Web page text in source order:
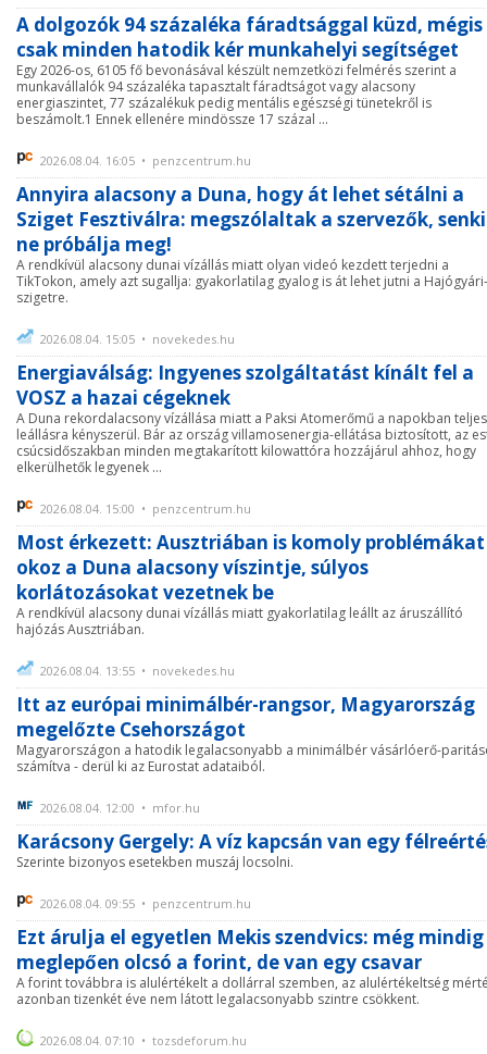
A dolgozók 94 százaléka fáradtsággal küzd, mégis
csak minden hatodik kér munkahelyi segítséget
Egy 2026-os, 6105 fő bevonásával készült nemzetközi felmérés szerint a
munkavállalók 94 százaléka tapasztalt fáradtságot vagy alacsony
energiaszintet, 77 százalékuk pedig mentális egészségi tünetekről is
beszámolt.1 Ennek ellenére mindössze 17 százal ...
2026.08.04. 16:05 • penzcentrum.hu
Annyira alacsony a Duna, hogy át lehet sétálni a
Sziget Fesztiválra: megszólaltak a szervezők, senki
ne próbálja meg!
A rendkívül alacsony dunai vízállás miatt olyan videó kezdett terjedni a
TikTokon, amely azt sugallja: gyakorlatilag gyalog is át lehet jutni a Hajógyári-
szigetre.
2026.08.04. 15:05 • novekedes.hu
Energiaválság: Ingyenes szolgáltatást kínált fel a
VOSZ a hazai cégeknek
A Duna rekordalacsony vízállása miatt a Paksi Atomerőmű a napokban teljes
leállásra kényszerül. Bár az ország villamosenergia-ellátása biztosított, az
csúcsidőszakban minden megtakarított kilowattóra hozzájárul ahhoz, hogy
elkerülhetők legyenek ...
2026.08.04. 15:00 • penzcentrum.hu
Most érkezett: Ausztriában is komoly problémákat
okoz a Duna alacsony víszintje, súlyos
korlátozásokat vezetnek be
A rendkívül alacsony dunai vízállás miatt gyakorlatilag leállt az áruszállító
hajózás Ausztriában.
2026.08.04. 13:55 • novekedes.hu
Itt az európai minimálbér-rangsor, Magyarország
megelőzte Csehországot
Magyarországon a hatodik legalacsonyabb a minimálbér vásárlóerő-
számítva - derül ki az Eurostat adataiból.
2026.08.04. 12:00 • mfor.hu
Karácsony Gergely: A víz kapcsán van egy
Szerinte bizonyos esetekben muszáj locsolni.
2026.08.04. 09:55 • penzcentrum.hu
Ezt árulja el egyetlen Mekis szendvics: még mindig
meglepően olcsó a forint, de van egy csavar
A forint továbbra is alulértékelt a dollárral szemben, az alulértékeltség
azonban tizenkét éve nem látott legalacsonyabb szintre csökkent.
2026.08.04. 07:10 • tozsdeforum.hu